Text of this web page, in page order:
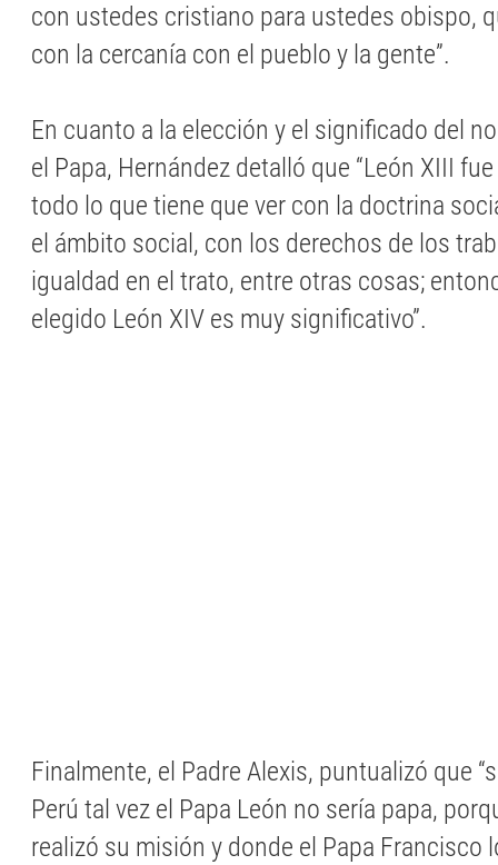
con ustedes cristiano para ustedes obispo,
con la cercanía con el pueblo y la gente”.
En cuanto a la elección y el significado del
el Papa, Hernández detalló que “León XIII
todo lo que tiene que ver con la doctrina
el ámbito social, con los derechos de los
igualdad en el trato, entre otras cosas;
elegido León XIV es muy significativo”.
Finalmente, el Padre Alexis, puntualizó que
Perú tal vez el Papa León no sería papa,
realizó su misión y donde el Papa Francisco